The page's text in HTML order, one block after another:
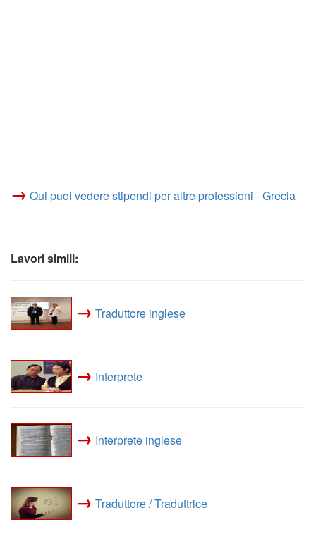
→ Qui puoi vedere stipendi per altre professioni - Grecia
Lavori simili:
→ Traduttore inglese
→ Interprete
→ Interprete inglese
→ Traduttore / Traduttrice